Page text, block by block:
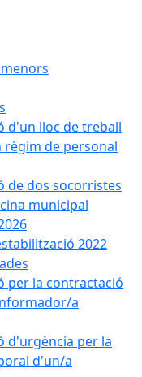
d'un lloc de treball
de personal
de dos socorristes
municipal
2022
per la contractació
a
d'urgència per la
d'un/a